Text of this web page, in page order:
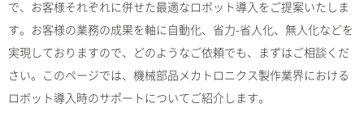
で、お客様それぞれに併せた最適なロボット導入をご提案いたしま
す。お客様の業務の成果を軸に自動化、省力-省人化、無人化などを
実現しておりますので、どのようなご依頼でも、まずはご相談くだ
さい。このページでは、機械部品メカトロニクス製作業界における
ロボット導入時のサポートについてご紹介します。